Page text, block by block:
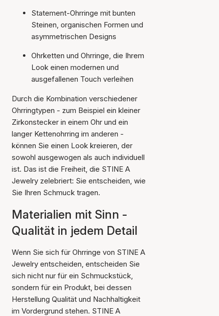
Statement-Ohrringe mit bunten
Steinen, organischen Formen und
asymmetrischen Designs
Ohrketten und Ohrringe, die Ihrem
Look einen modernen und
ausgefallenen Touch verleihen
Durch die Kombination verschiedener
Ohrringtypen - zum Beispiel ein kleiner
Zirkonstecker in einem Ohr und ein
langer Kettenohrring im anderen -
können Sie einen Look kreieren, der
sowohl ausgewogen als auch individuell
ist. Das ist die Freiheit, die STINE A
Jewelry zelebriert: Sie entscheiden, wie
Sie Ihren Schmuck tragen.
Materialien mit Sinn -
Qualität in jedem Detail
Wenn Sie sich für Ohrringe von STINE A
Jewelry entscheiden, entscheiden Sie
sich nicht nur für ein Schmuckstück,
sondern für ein Produkt, bei dessen
Herstellung Qualität und Nachhaltigkeit
im Vordergrund stehen. STINE A